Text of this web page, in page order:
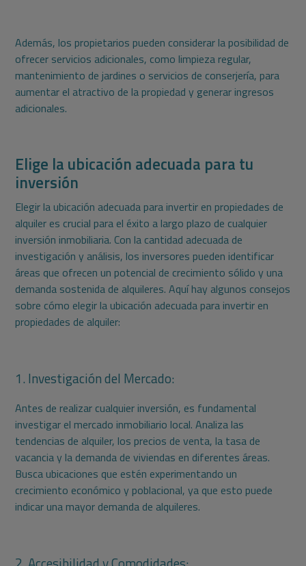
Además, los propietarios pueden considerar la posibilidad de
ofrecer servicios adicionales, como limpieza regular,
mantenimiento de jardines o servicios de conserjería, para
aumentar el atractivo de la propiedad y generar ingresos
adicionales.
Elige la ubicación adecuada para tu
inversión
Elegir la ubicación adecuada para invertir en propiedades de
alquiler es crucial para el éxito a largo plazo de cualquier
inversión inmobiliaria. Con la cantidad adecuada de
investigación y análisis, los inversores pueden identificar
áreas que ofrecen un potencial de crecimiento sólido y una
demanda sostenida de alquileres. Aquí hay algunos consejos
sobre cómo elegir la ubicación adecuada para invertir en
propiedades de alquiler:
1. Investigación del Mercado:
Antes de realizar cualquier inversión, es fundamental
investigar el mercado inmobiliario local. Analiza las
tendencias de alquiler, los precios de venta, la tasa de
vacancia y la demanda de viviendas en diferentes áreas.
Busca ubicaciones que estén experimentando un
crecimiento económico y poblacional, ya que esto puede
indicar una mayor demanda de alquileres.